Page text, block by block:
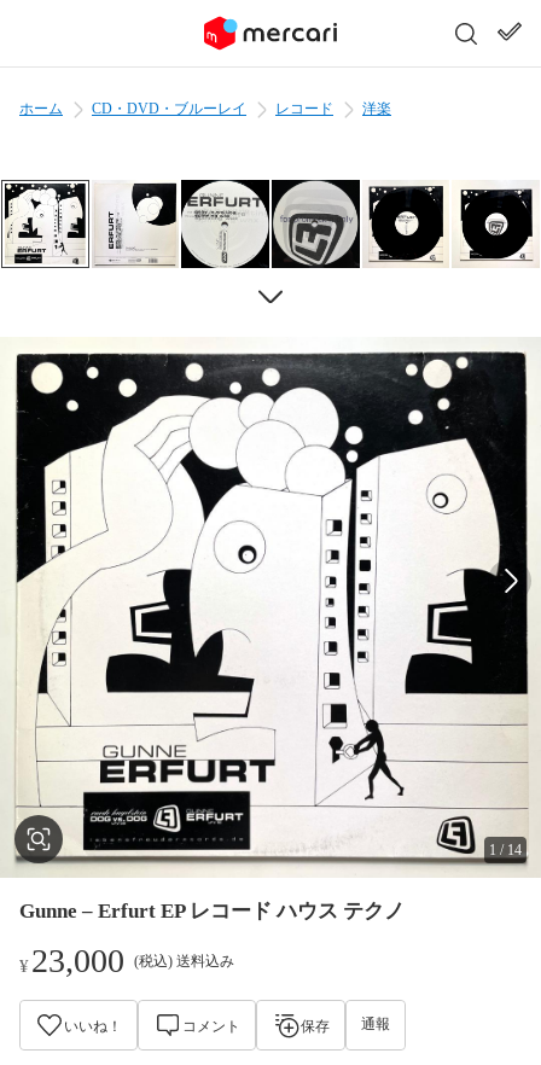
ホーム CD・DVD・ブルーレイ レコード 洋楽
1 / 14
Gunne – Erfurt EP レコード ハウス テクノ
¥23,000 (税込) 送料込み
いいね！ コメント 保存 通報